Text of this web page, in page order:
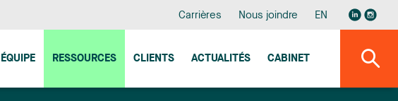
Carrières Nous joindre EN
ÉQUIPE RESSOURCES CLIENTS ACTUALITÉS CABINET